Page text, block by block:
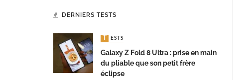
DERNIERS TESTS
TESTS
Galaxy Z Fold 8 Ultra : prise en main
du pliable que son petit frère
éclipse